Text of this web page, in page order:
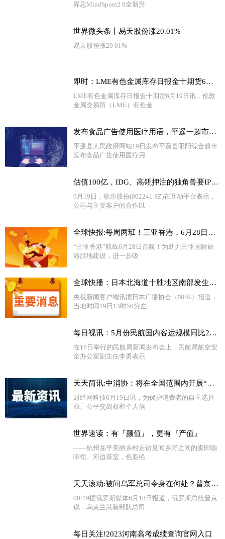
昇思MindSpore2 0全新升
世界微头条丨易天股份涨20.01%
易天股份涨20 01%
即时：LME有色金属库存日报金十期货6月19日讯，伦敦金属交易所（LME）有色金属库存及变化如下
LME有色金属库存日报金十期货6月19日讯，伦敦
金属交易所（LME）有色金
发布食品广告使用医疗用语，平遥一超市被罚
平遥县人民政府网站19日发布平遥县阳阳综合超市
发布食品广告使用医疗用
估值100亿，IDG、高瓴押注的独角兽要IPO了
6月19日，歌尔股份(002241 SZ)在互动平台表示，
公司与主要客户的合作以
全球快报:每周两班！三亚香港，6月28日首航！
“三亚香港”航线6月28日首航！为助力三亚国际旅
游胜地建设，进一步吸
全球快播：日本北海道十胜地区南部发生5.2级地震
央视新闻客户端讯据日本广播协会（NHK）报道，
当地时间19日13时50分左
每日视讯：5月份民航国内客运规模同比2019年增长2.6%
在16日举行的民航局新闻发布会上，民航局航空安
全办公室副主任李勇表示
天天简讯:中消协：将在全国范围内开展“反对强制关注公众号”消费监督工作
财经网科技6月19日讯，为保护消费者的自主选择
权、公平交易权和个人信
世界速读：有『颜值』，更有『产值』
——杭州临平美丽乡村走访见闻乡野之间的麦田咖
啡馆、河边茶室，色彩艳
天天滚动:被问乌军总司令身在何处？普京：我大概知道他的下落
00:19据俄罗斯媒体6月18日报道，俄罗斯总统普京
说，乌克兰武装部队总司
每日关注!2023河南高考成绩查询官网入口